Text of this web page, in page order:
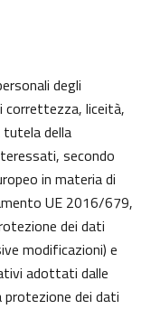
degli
correttezza, liceità,
tutela della
secondo
in materia di
UE 2016/679,
dei dati
modificazioni) e
adottati dalle
protezione dei dati